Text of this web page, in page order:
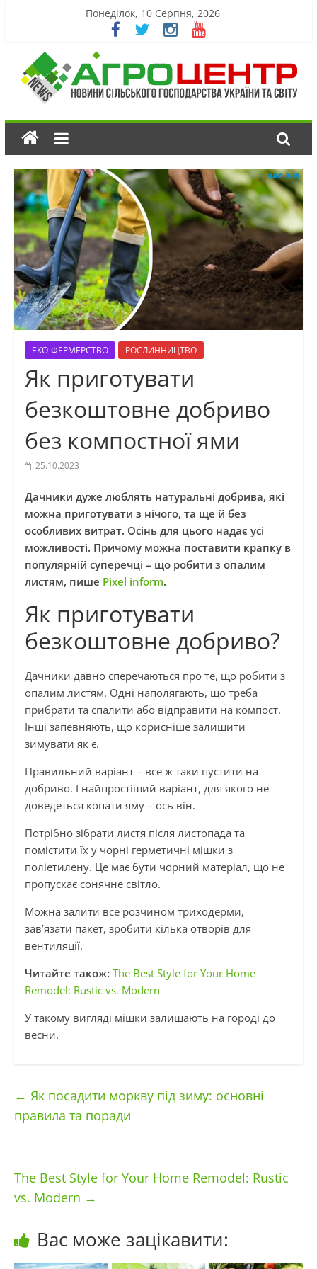
Понеділок, 10 Серпня, 2026
ЕКО-ФЕРМЕРСТВО РОСЛИННИЦТВО
Як приготувати
безкоштовне добриво
без компостної ями
25.10.2023
Дачники дуже люблять натуральні добрива, які
можна приготувати з нічого, та ще й без
особливих витрат. Осінь для цього надає усі
можливості. Причому можна поставити крапку в
популярній суперечці – що робити з опалим
листям, пише Pixel inform.
Як приготувати
безкоштовне добриво?
Дачники давно сперечаються про те, що робити з
опалим листям. Одні наполягають, що треба
прибрати та спалити або відправити на компост.
Інші запевняють, що корисніше залишити
зимувати як є.
Правильний варіант – все ж таки пустити на
добриво. І найпростіший варіант, для якого не
доведеться копати яму – ось він.
Потрібно зібрати листя після листопада та
помістити їх у чорні герметичні мішки з
поліетилену. Це має бути чорний матеріал, що не
пропускає сонячне світло.
Можна залити все розчином триходерми,
зав’язати пакет, зробити кілька отворів для
вентиляції.
Читайте також: The Best Style for Your Home
Remodel: Rustic vs. Modern
У такому вигляді мішки залишають на городі до
весни.
← Як посадити моркву під зиму: основні
правила та поради
The Best Style for Your Home Remodel: Rustic
vs. Modern →
Вас може зацікавити: